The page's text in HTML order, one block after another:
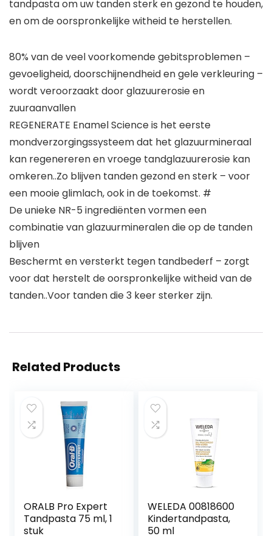
tandpasta om uw tanden sterk en gezond te houden,
en om de oorspronkelijke witheid te herstellen.
80% van de veel voorkomende gebitsproblemen –
gevoeligheid, doorschijnendheid en gele verkleuring –
wordt veroorzaakt door glazuurerosie en
zuuraanvallen
REGENERATE Enamel Science is het eerste
mondverzorgingssysteem dat het glazuurmineraal
kan regenereren en vroege tandglazuurerosie kan
omkeren..Zo blijven tanden gezond en sterk – voor
een mooie glimlach, ook in de toekomst. #
De unieke NR-5 ingrediënten vormen een
combinatie van glazuurmineralen die op de tanden
blijven
Beschermt en versterkt tegen tandbederf – zorgt
voor dat herstelt de oorspronkelijke witheid van de
tanden..Voor tanden die 3 keer sterker zijn.
Related Products
ORALB Pro Expert
Tandpasta 75 ml, 1
stuk
WELEDA 00818600
Kindertandpasta,
50 ml